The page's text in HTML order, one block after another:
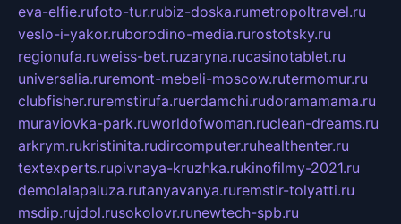
eva-elfie.rufoto-tur.rubiz-doska.rumetropoltravel.ru
veslo-i-yakor.ruborodino-media.rurostotsky.ru
regionufa.ruweiss-bet.ruzaryna.rucasinotablet.ru
universalia.ruremont-mebeli-moscow.rutermomur.ru
clubfisher.ruremstirufa.ruerdamchi.rudoramamama.ru
muraviovka-park.ruworldofwoman.ruclean-dreams.ru
arkrym.rukristinita.rudircomputer.ruhealthenter.ru
textexperts.rupivnaya-kruzhka.rukinofilmy-2021.ru
demolalapaluza.rutanyavanya.ruremstir-tolyatti.ru
msdip.rujdol.rusokolovr.runewtech-spb.ru